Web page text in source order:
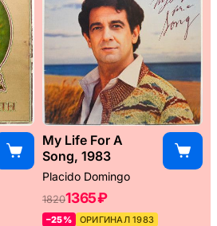
My Life For A
Song, 1983
Placido Domingo
18201365 ₽
–25% ОРИГИНАЛ 1983